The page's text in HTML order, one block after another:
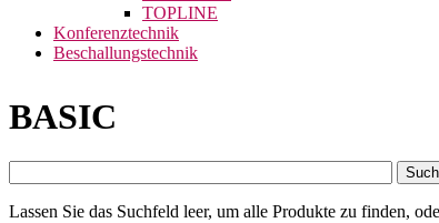
TOPLINE
Konferenztechnik
Beschallungstechnik
BASIC
Lassen Sie das Suchfeld leer, um alle Produkte zu finden,